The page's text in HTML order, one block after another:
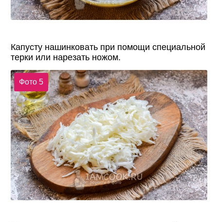
Капусту нашинковать при помощи специальной
терки или нарезать ножом.
Фото 5